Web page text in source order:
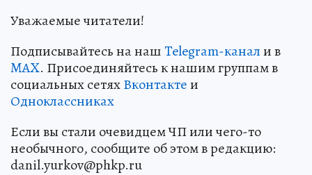
Уважаемые читатели!
Подписывайтесь на нашTelegram-канали в
MAX. Присоединяйтесь к нашим группам в
социальных сетяхВконтактеи
Одноклассниках
Если вы стали очевидцем ЧП или чего-то
необычного, сообщите об этом в редакцию:
danil.yurkov@phkp.ru